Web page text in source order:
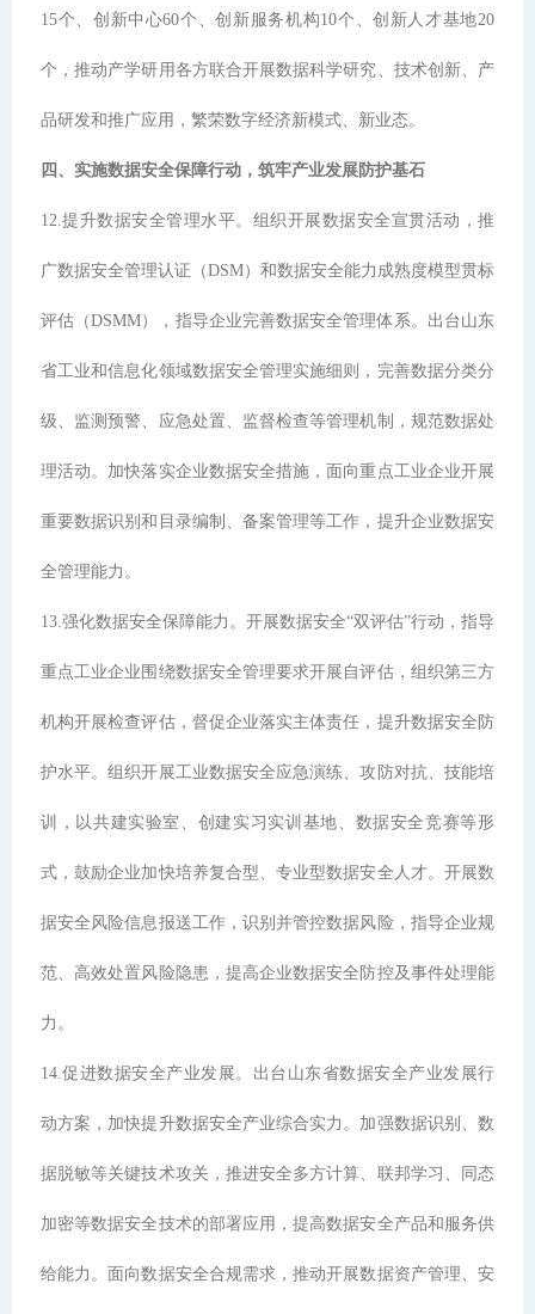
15个、创新中心60个、创新服务机构10个、创新人才基地20
个，推动产学研用各方联合开展数据科学研究、技术创新、产
品研发和推广应用，繁荣数字经济新模式、新业态。
四、实施数据安全保障行动，筑牢产业发展防护基石
12.提升数据安全管理水平。组织开展数据安全宣贯活动，推
广数据安全管理认证（DSM）和数据安全能力成熟度模型贯标
评估（DSMM），指导企业完善数据安全管理体系。出台山东
省工业和信息化领域数据安全管理实施细则，完善数据分类分
级、监测预警、应急处置、监督检查等管理机制，规范数据处
理活动。加快落实企业数据安全措施，面向重点工业企业开展
重要数据识别和目录编制、备案管理等工作，提升企业数据安
全管理能力。
13.强化数据安全保障能力。开展数据安全“双评估”行动，指导
重点工业企业围绕数据安全管理要求开展自评估，组织第三方
机构开展检查评估，督促企业落实主体责任，提升数据安全防
护水平。组织开展工业数据安全应急演练、攻防对抗、技能培
训，以共建实验室、创建实习实训基地、数据安全竞赛等形
式，鼓励企业加快培养复合型、专业型数据安全人才。开展数
据安全风险信息报送工作，识别并管控数据风险，指导企业规
范、高效处置风险隐患，提高企业数据安全防控及事件处理能
力。
14.促进数据安全产业发展。出台山东省数据安全产业发展行
动方案，加快提升数据安全产业综合实力。加强数据识别、数
据脱敏等关键技术攻关，推进安全多方计算、联邦学习、同态
加密等数据安全技术的部署应用，提高数据安全产品和服务供
给能力。面向数据安全合规需求，推动开展数据资产管理、安